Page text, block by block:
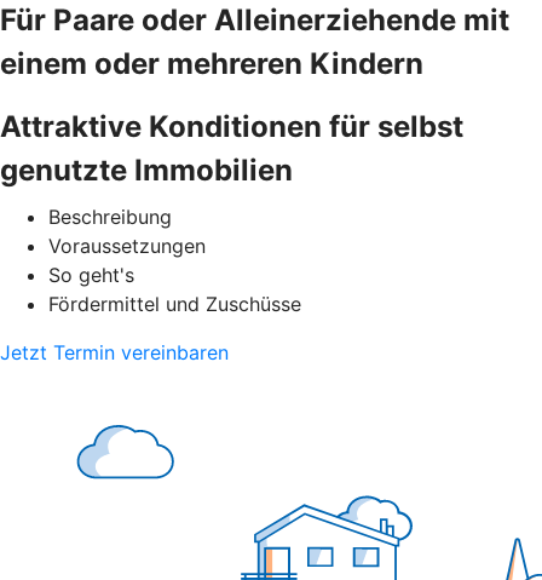
Für Paare oder Alleinerziehende mit
einem oder mehreren Kindern
Attraktive Konditionen für selbst
genutzte Immobilien
Beschreibung
Voraussetzungen
So geht's
Fördermittel und Zuschüsse
Jetzt Termin vereinbaren